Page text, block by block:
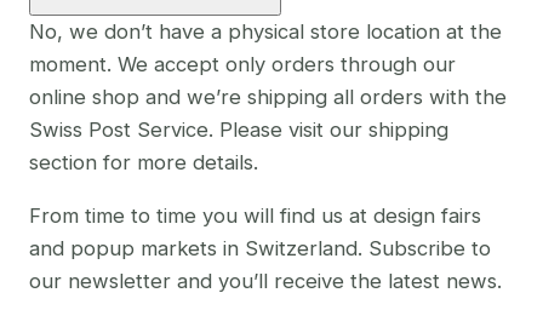
No, we don’t have a physical store location at the
moment. We accept only orders through our
online shop and we’re shipping all orders with the
Swiss Post Service. Please visit our shipping
section for more details.
From time to time you will find us at design fairs
and popup markets in Switzerland. Subscribe to
our newsletter and you’ll receive the latest news.